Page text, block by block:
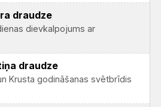
draudze
dievkalpojums ar
draudze
Krusta godināšanas svētbrīdis